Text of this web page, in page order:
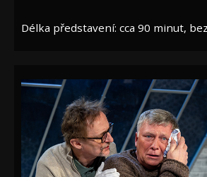
Délka představení: cca 90 minut,